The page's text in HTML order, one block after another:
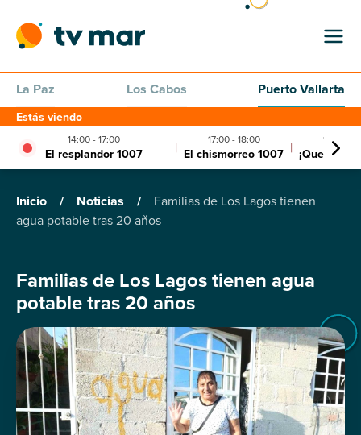
La Paz Los Cabos Puerto Vallarta
Estás viendo
14:00 - 17:00
El resplandor 1007 | 17:00 - 18:00
El chismorreo 1007 | 18:00 -
¡Que siga
Inicio / Noticias /
Familias de Los Lagos tienen
agua potable tras 20 años
Familias de Los Lagos tienen agua
potable tras 20 años